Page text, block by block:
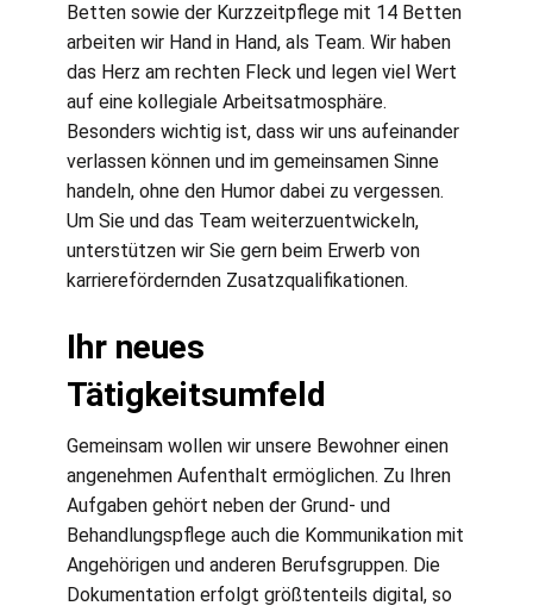
Betten sowie der Kurzzeitpflege mit 14 Betten
arbeiten wir Hand in Hand, als Team. Wir haben
das Herz am rechten Fleck und legen viel Wert
auf eine kollegiale Arbeitsatmosphäre.
Besonders wichtig ist, dass wir uns aufeinander
verlassen können und im gemeinsamen Sinne
handeln, ohne den Humor dabei zu vergessen.
Um Sie und das Team weiterzuentwickeln,
unterstützen wir Sie gern beim Erwerb von
karrierefördernden Zusatzqualifikationen.
Ihr neues
Tätigkeitsumfeld
Gemeinsam wollen wir unsere Bewohner einen
angenehmen Aufenthalt ermöglichen. Zu Ihren
Aufgaben gehört neben der Grund- und
Behandlungspflege auch die Kommunikation mit
Angehörigen und anderen Berufsgruppen. Die
Dokumentation erfolgt größtenteils digital, so